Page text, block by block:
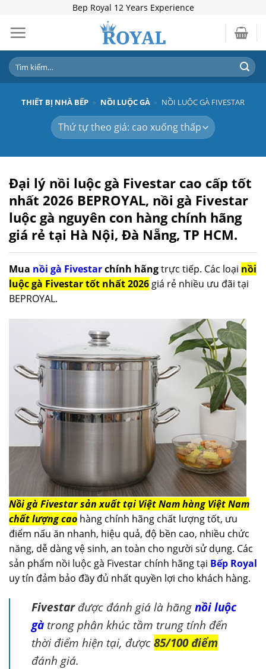
content
Bep Royal 12 Years Experience
Tìm
kiếm:
THIẾT BỊ NHÀ BẾP » NỒI LUỘC GÀ » NỒI LUỘC GÀ FIVESTAR
Đại lý nồi luộc gà Fivestar cao cấp tốt
nhất 2026 BEPROYAL, nồi gà Fivestar
luộc gà nguyên con hàng chính hãng
giá rẻ tại Hà Nội, Đà Nẵng, TP HCM.
Mua nồi gà Fivestarchính hãngtrực tiếp. Các loại nồi
luộc gà Fivestar tốt nhất 2026 giá rẻ nhiều ưu đãi tại
BEPROYAL.
Nồi gà Fivestar sản xuất tại Việt Nam hàng Việt Nam
chất lượng cao hàng chính hãng chất lượng tốt, ưu
điểm nấu ăn nhanh, hiệu quả, độ bền cao, nhiều chức
năng, dễ dàng vệ sinh, an toàn cho người sử dụng. Các
sản phẩm nồi luộc gà Fivestar chính hãng tại Bếp Royal
uy tín đảm bảo đầy đủ nhất quyền lợi cho khách hàng.
Fivestarđược đánh giá là hãngnồi luộc
gà trong phân khúc tầm trung tính đến
thời điểm hiện tại, được85/100 điểm
đánh giá.